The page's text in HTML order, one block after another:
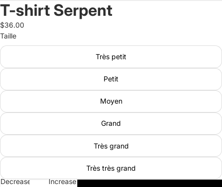
T-shirt Serpent
$36.00
Taille
Très petit
Petit
Moyen
Grand
Très grand
Très très grand
Decrease
Increase